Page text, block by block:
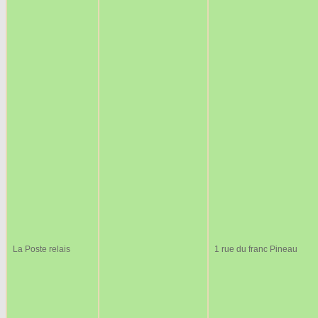
La Poste relais 1 rue du franc Pineau